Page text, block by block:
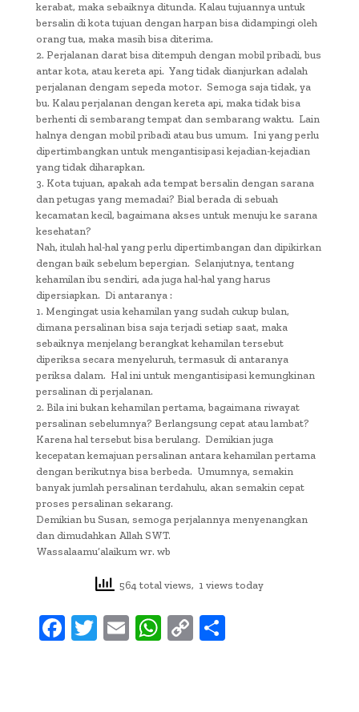
kerabat, maka sebaiknya ditunda. Kalau tujuannya untuk
bersalin di kota tujuan dengan harpan bisa didampingi oleh
orang tua, maka masih bisa diterima.
2. Perjalanan darat bisa ditempuh dengan mobil pribadi, bus
antar kota, atau kereta api. Yang tidak dianjurkan adalah
perjalanan dengam sepeda motor. Semoga saja tidak, ya
bu. Kalau perjalanan dengan kereta api, maka tidak bisa
berhenti di sembarang tempat dan sembarang waktu. Lain
halnya dengan mobil pribadi atau bus umum. Ini yang perlu
dipertimbangkan untuk mengantisipasi kejadian-kejadian
yang tidak diharapkan.
3. Kota tujuan, apakah ada tempat bersalin dengan sarana
dan petugas yang memadai? Bial berada di sebuah
kecamatan kecil, bagaimana akses untuk menuju ke sarana
kesehatan?
Nah, itulah hal-hal yang perlu dipertimbangan dan dipikirkan
dengan baik sebelum bepergian. Selanjutnya, tentang
kehamilan ibu sendiri, ada juga hal-hal yang harus
dipersiapkan. Di antaranya :
1. Mengingat usia kehamilan yang sudah cukup bulan,
dimana persalinan bisa saja terjadi setiap saat, maka
sebaiknya menjelang berangkat kehamilan tersebut
diperiksa secara menyeluruh, termasuk di antaranya
periksa dalam. Hal ini untuk mengantisipasi kemungkinan
persalinan di perjalanan.
2. Bila ini bukan kehamilan pertama, bagaimana riwayat
persalinan sebelumnya? Berlangsung cepat atau lambat?
Karena hal tersebut bisa berulang. Demikian juga
kecepatan kemajuan persalinan antara kehamilan pertama
dengan berikutnya bisa berbeda. Umumnya, semakin
banyak jumlah persalinan terdahulu, akan semakin cepat
proses persalinan sekarang.
Demikian bu Susan, semoga perjalannya menyenangkan
dan dimudahkan Allah SWT.
Wassalaamu’alaikum wr. wb
564 total views, 1 views today
F T E W C S